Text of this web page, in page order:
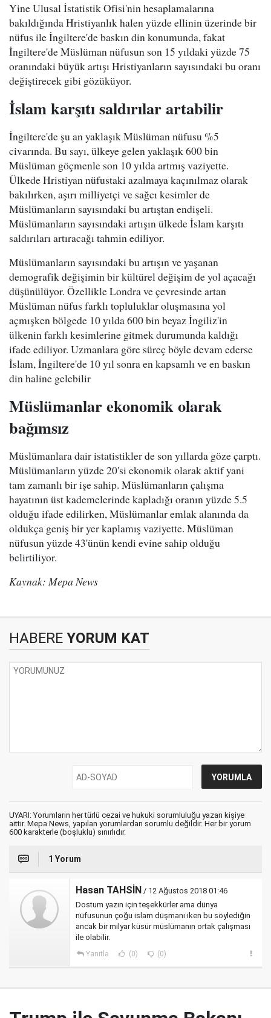
Yine Ulusal İstatistik Ofisi'nin hesaplamalarına
bakıldığında Hristiyanlık halen yüzde ellinin üzerinde bir
nüfus ile İngiltere'de baskın din konumunda, fakat
İngiltere'de Müslüman nüfusun son 15 yıldaki yüzde 75
oranındaki büyük artışı Hristiyanların sayısındaki bu oranı
değiştirecek gibi gözüküyor.
İslam karşıtı saldırılar artabilir
İngiltere'de şu an yaklaşık Müslüman nüfusu %5
civarında. Bu sayı, ülkeye gelen yaklaşık 600 bin
Müslüman göçmenle son 10 yılda artmış vaziyette.
Ülkede Hristiyan nüfustaki azalmaya kaçınılmaz olarak
bakılırken, aşırı milliyetçi ve sağcı kesimler de
Müslümanların sayısındaki bu artıştan endişeli.
Müslümanların sayısındaki artışın ülkede İslam karşıtı
saldırıları artıracağı tahmin ediliyor.
Müslümanların sayısındaki bu artışın ve yaşanan
demografik değişimin bir kültürel değişim de yol açacağı
düşünülüyor. Özellikle Londra ve çevresinde artan
Müslüman nüfus farklı topluluklar oluşmasına yol
açmışken bölgede 10 yılda 600 bin beyaz İngiliz'in
ülkenin farklı kesimlerine gitmek durumunda kaldığı
ifade ediliyor. Uzmanlara göre süreç böyle devam ederse
İslam, İngiltere'de 10 yıl sonra en kapsamlı ve en baskın
din haline gelebilir
Müslümanlar ekonomik olarak
bağımsız
Müslümanlara dair istatistikler de son yıllarda göze çarptı.
Müslümanların yüzde 20'si ekonomik olarak aktif yani
tam zamanlı bir işe sahip. Müslümanların çalışma
hayatının üst kademelerinde kapladığı oranın yüzde 5.5
olduğu ifade edilirken, Müslümanlar emlak alanında da
oldukça geniş bir yer kaplamış vaziyette. Müslüman
nüfusun yüzde 43'ünün kendi evine sahip olduğu
belirtiliyor.
Kaynak: Mepa News
HABERE YORUM KAT
UYARI: Yorumların her türlü cezai ve hukuki sorumluluğu yazan kişiye
aittir. Mepa News, yapılan yorumlardan sorumlu değildir. Her bir yorum
600 karakterle (boşluklu) sınırlıdır.
1 Yorum
Hasan TAHSİN / 12 Ağustos 2018 01:46
Dostum yazın için teşekkürler ama dünya
nüfusunun çoğu islam düşmanı iken bu söylediğin
ancak bir milyar küsür müslümanın ortak çalışması
ile olabilir.
Yanıtla (0) (0)